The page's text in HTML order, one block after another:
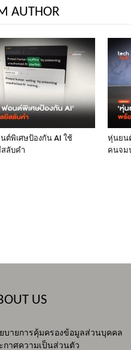
AUTHOR
ต์พิเศษป้องกัน AI ใช้
ลับคำ
หุ่นยน
คนจม
US
บายการคุ้มครองข้อมูลส่วนบุคคล
กาศความเป็นส่วนตัว